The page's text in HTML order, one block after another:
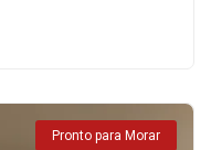
Pronto para Morar